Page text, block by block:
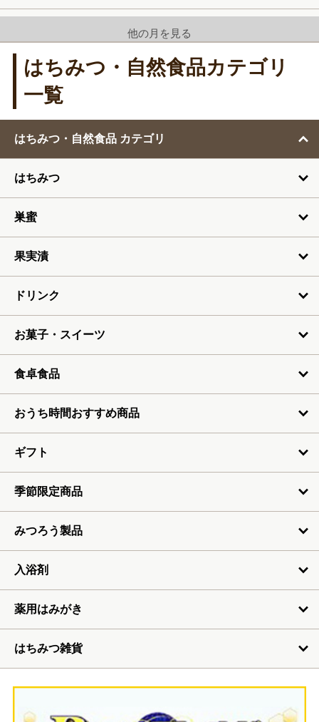
12月
2月
4月
5月
6月
他の月を見る
はちみつ・自然食品カテゴリ
一覧
はちみつ・自然食品 カテゴリ
はちみつ
巣蜜
果実漬
ドリンク
お菓子・スイーツ
食卓食品
おうち時間おすすめ商品
ギフト
季節限定商品
みつろう製品
入浴剤
薬用はみがき
はちみつ雑貨